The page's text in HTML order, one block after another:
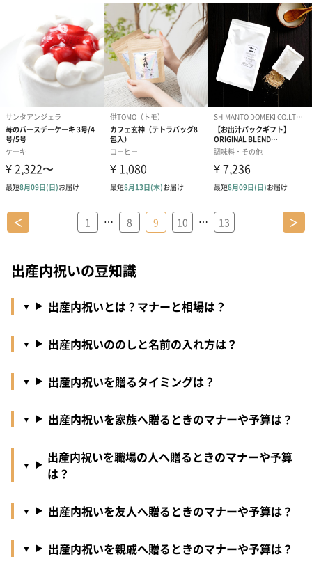
＜ 1 … 8 9 10 … 13 ＞
出産内祝いの豆知識
出産内祝いとは？マナーと相場は？
出産内祝いののしと名前の入れ方は？
出産内祝いを贈るタイミングは？
出産内祝いを家族へ贈るときのマナーや予算は？
出産内祝いを職場の人へ贈るときのマナーや予算
は？
出産内祝いを友人へ贈るときのマナーや予算は？
出産内祝いを親戚へ贈るときのマナーや予算は？